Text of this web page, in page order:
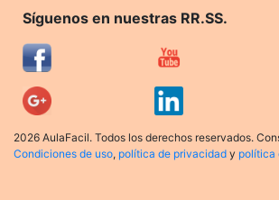
Síguenos en nuestras RR.SS.
2026 AulaFacil. Todos los derechos reservados.
Condiciones de uso, política de privacidad y política